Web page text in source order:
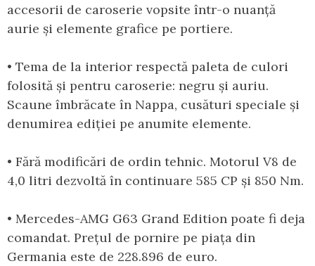
accesorii de caroserie vopsite într-o nuanță
aurie și elemente grafice pe portiere.
• Tema de la interior respectă paleta de culori
folosită și pentru caroserie: negru și auriu.
Scaune îmbrăcate în Nappa, cusături speciale și
denumirea ediției pe anumite elemente.
• Fără modificări de ordin tehnic. Motorul V8 de
4,0 litri dezvoltă în continuare 585 CP și 850 Nm.
• Mercedes-AMG G63 Grand Edition poate fi deja
comandat. Prețul de pornire pe piața din
Germania este de 228.896 de euro.